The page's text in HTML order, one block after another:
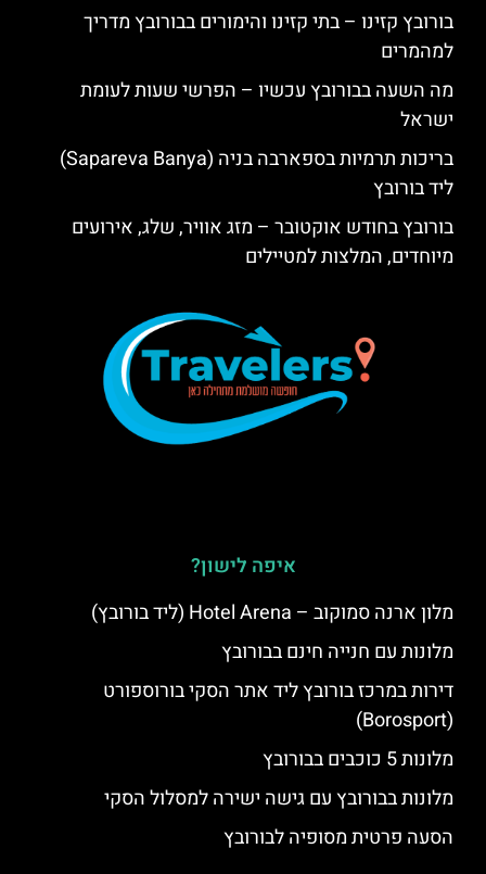
בורובץ קזינו – בתי קזינו והימורים בבורובץ מדריך
למהמרים
מה השעה בבורובץ עכשיו – הפרשי שעות לעומת
ישראל
בריכות תרמיות בספארבה בניה (Sapareva Banya)
ליד בורובץ
בורובץ בחודש אוקטובר – מזג אוויר, שלג, אירועים
מיוחדים, המלצות למטיילים
איפה לישון?
מלון ארנה סמוקוב – Hotel Arena (ליד בורובץ)
מלונות עם חנייה חינם בבורובץ
דירות במרכז בורובץ ליד אתר הסקי בורוספורט
(Borosport)
מלונות 5 כוכבים בבורובץ
מלונות בבורובץ עם גישה ישירה למסלול הסקי
הסעה פרטית מסופיה לבורובץ